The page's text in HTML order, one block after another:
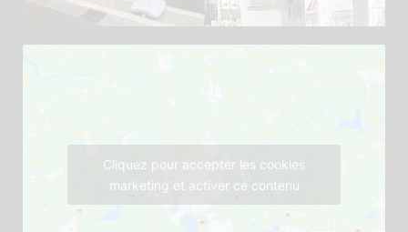
Cliquez pour accepter les cookies
marketing et activer ce contenu